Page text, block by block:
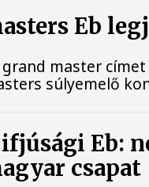
Eb
master
súlyemelő
Eb:
csapat